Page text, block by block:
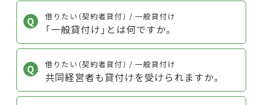
借りたい（契約者貸付） / 一般貸付け
「一般貸付け」とは何ですか。
借りたい（契約者貸付） / 一般貸付け
共同経営者も貸付けを受けられますか。